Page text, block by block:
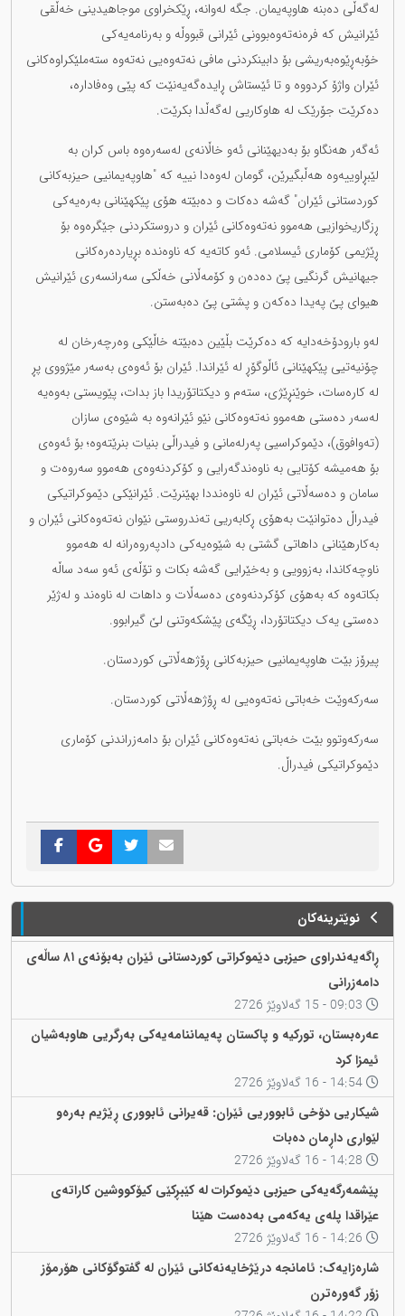
لەگەڵی دەبنە هاوپەیمان. جگە لەوانە، ڕێکخراوی موجاهیدینی خەڵقی
ئێرانیش کە فرەنەتەوەبوونی ئێرانی قبووڵە و بەرنامەیەکی
خۆبەڕێوەبەریشی بۆ دابینکردنی مافی نەتەوەیی نەتەوە ستەملێکراوەکانی
ئێران واژۆ کردووە و تا ئێستاش ڕایدەگەیەنێت کە پێی وەفادارە،
دەکرێت جۆرێک لە هاوکاریی لەگەڵدا بکرێت.
ئەگەر هەنگاو بۆ بەدیهێنانی ئەو خاڵانەی لەسەرەوە باس کران بە
لێبڕاوییەوە هەڵبگیرێن، گومان لەوەدا نییە کە "هاوپەیمانیی حیزبەکانی
کوردستانی ئێران" گەشە دەکات و دەبێتە هۆی پێکهێنانی بەرەیەکی
ڕزگاریخوازیی هەموو نەتەوەکانی ئێران و دروستکردنی جێگرەوە بۆ
ڕێژیمی کۆماری ئیسلامی. ئەو کاتەیە کە ناوەندە بڕیاردەرەکانی
جیهانیش گرنگیی پێ دەدەن و کۆمەڵانی خەڵکی سەرانسەری ئێرانیش
هیوای پێ پەیدا دەکەن و پشتی پێ دەبەستن.
لەو بارودۆخەدایە کە دەکرێت بڵێین دەبێتە خاڵێکی وەرچەرخان لە
چۆنیەتیی پێکهێنانی ئاڵوگۆڕ لە ئێراندا. ئێران بۆ ئەوەی بەسەر مێژووی پڕ
لە کارەسات، خوێنڕێژی، ستەم و دیکتاتۆریدا باز بدات، پێویستی بەوەیە
لەسەر دەستی هەموو نەتەوەکانی نێو ئێرانەوە بە شێوەی سازان
(تەوافوق)، دێموکراسیی پەرلەمانی و فیدراڵی بنیات بنرێتەوە؛ بۆ ئەوەی
بۆ هەمیشە کۆتایی بە ناوەندگەرایی و کۆکردنەوەی هەموو سەروەت و
سامان و دەسەڵاتی ئێران لە ناوەنددا بهێنرێت. ئێرانێکی دێموکراتیکی
فیدراڵ دەتوانێت بەهۆی ڕکابەریی تەندروستی نێوان نەتەوەکانی ئێران و
بەکارهێنانی داهاتی گشتی بە شێوەیەکی دادپەروەرانە لە هەموو
ناوچەکاندا، بەزوویی و بەخێرایی گەشە بکات و تۆڵەی ئەو سەد ساڵە
بکاتەوە کە بەهۆی کۆکردنەوەی دەسەڵات و داهات لە ناوەند و لەژێر
دەستی یەک دیکتاتۆردا، ڕێگەی پێشکەوتنی لێ گیرابوو.
پیرۆز بێت هاوپەیمانیی حیزبەکانی ڕۆژهەڵاتی کوردستان.
سەرکەوێت خەباتی نەتەوەیی لە ڕۆژهەڵاتی کوردستان.
سەرکەوتوو بێت خەباتی نەتەوەکانی ئێران بۆ دامەزراندنی کۆماری
دێموکراتیکی فیدراڵ.
نوێترینەکان
ڕاگەیەندراوی حیزبی دێموکراتی کوردستانی ئێران بەبۆنەی ٨١ ساڵەی
دامەزرانی
عەرەبستان، تورکیە و پاکستان پەیماننامەیەکی بەرگریی هاوبەشیان
ئیمزا کرد
شیکاریی دۆخی ئابووریی ئێران: قەیرانی ئابووری ڕێژیم بەرەو
لێواری داڕمان دەبات
پێشمەرگەیەکی حیزبی دێموکرات لە کێبڕکێی کیۆکووشین کاراتەی
عێراقدا پلەی یەکەمی بەدەست هێنا
شارەزایەک: ئامانجە درێژخایەنەکانی ئێران لە گفتوگۆکانی هۆرمۆز
زۆر گەورەترن